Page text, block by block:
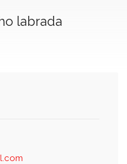
labrada